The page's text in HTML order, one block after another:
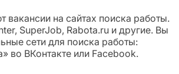
на сайтах поиска работы.
SuperJob, Rabota.ru и другие. Вы
сети для поиска работы:
во ВКонтакте или Facebook.